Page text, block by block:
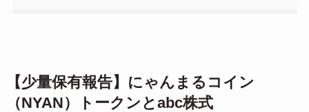
【少量保有報告】にゃんまるコイン
（NYAN）トークンとabc株式